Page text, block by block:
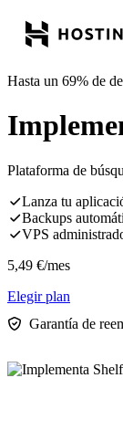
Hasta un 69% de
Plataforma de
Lanza tu
Backups
VPS
5,49 €/mes
Elegir plan
Garantía de